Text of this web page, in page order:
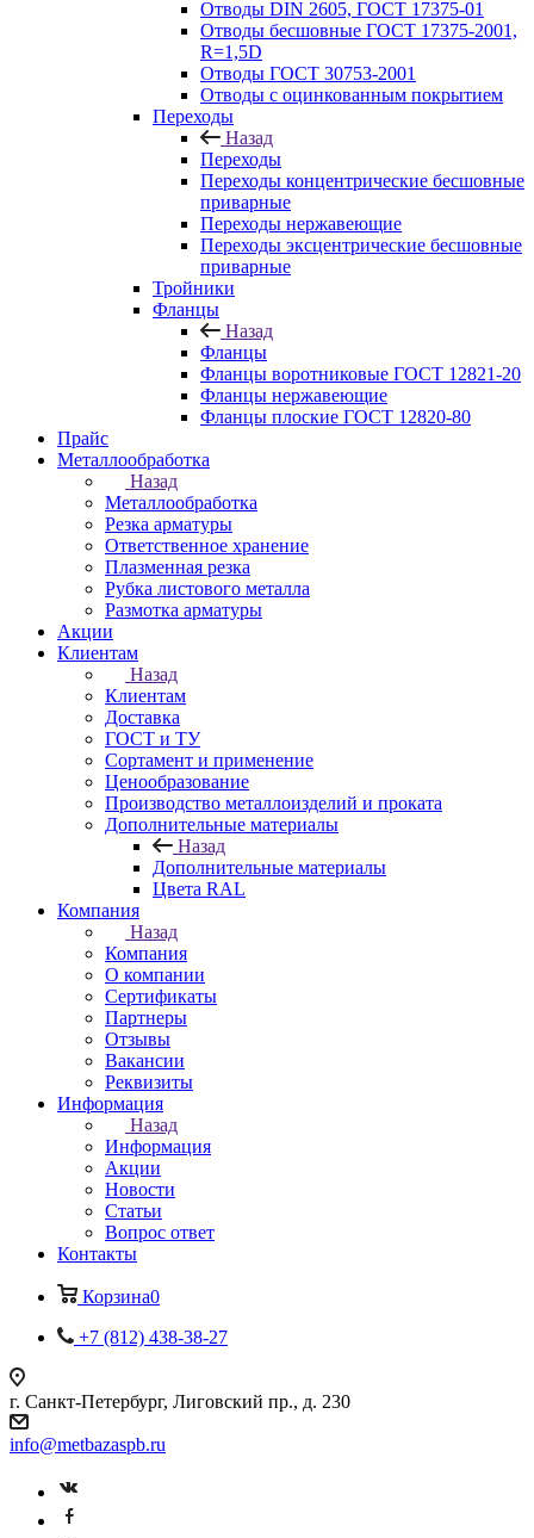
Отводы DIN 2605, ГОСТ 17375-01
Отводы бесшовные ГОСТ 17375-2001,
R=1,5D
Отводы ГОСТ 30753-2001
Отводы с оцинкованным покрытием
Переходы
Назад
Переходы
Переходы концентрические бесшовные
приварные
Переходы нержавеющие
Переходы эксцентрические бесшовные
приварные
Тройники
Фланцы
Назад
Фланцы
Фланцы воротниковые ГОСТ 12821-20
Фланцы нержавеющие
Фланцы плоские ГОСТ 12820-80
Прайс
Металлообработка
Назад
Металлообработка
Резка арматуры
Ответственное хранение
Плазменная резка
Рубка листового металла
Размотка арматуры
Акции
Клиентам
Назад
Клиентам
Доставка
ГОСТ и ТУ
Сортамент и применение
Ценообразование
Производство металлоизделий и проката
Дополнительные материалы
Назад
Дополнительные материалы
Цвета RAL
Компания
Назад
Компания
О компании
Сертификаты
Партнеры
Отзывы
Вакансии
Реквизиты
Информация
Назад
Информация
Акции
Новости
Статьи
Вопрос ответ
Контакты
Корзина0
+7 (812) 438-38-27
г. Санкт-Петербург, Лиговский пр., д. 230
info@metbazaspb.ru